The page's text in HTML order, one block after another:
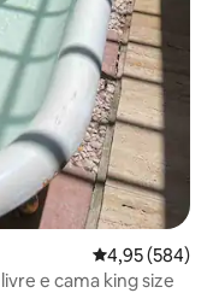
4,95 de uma
4,95 (584)
e cama king size